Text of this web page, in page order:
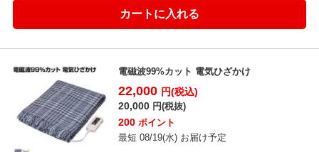
電磁波99%カット 電気ひざかけ
22,000 円(税込)
20,000 円(税抜)
200 ポイント
最短 08/19(水) お届け予定